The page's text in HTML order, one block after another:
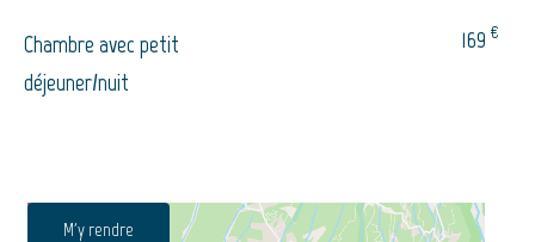
Chambre avec petit
déjeuner/nuit
169 €
M'y rendre